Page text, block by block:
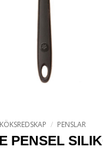
KÖKSREDSKAP / PENSLAR
PENSEL